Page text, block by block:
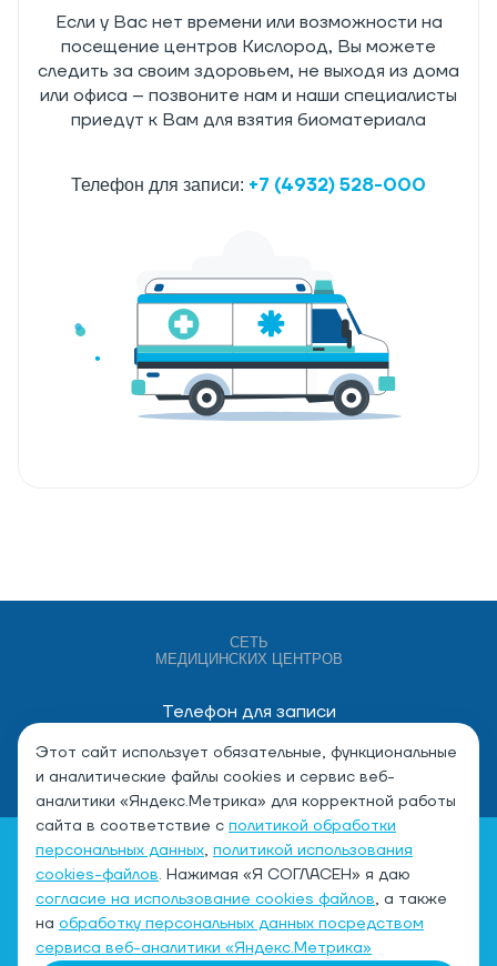
Если у Вас нет времени или возможности на
посещение центров Кислород, Вы можете
следить за своим здоровьем, не выходя из дома
или офиса – позвоните нам и наши специалисты
приедут к Вам для взятия биоматериала
Телефон для записи: +7 (4932) 528-000
СЕТЬ
МЕДИЦИНСКИХ ЦЕНТРОВ
Телефон для записи
+7 (4932) 528-000
Политика обработки персональных данных
Согласие на обработку персональных данных
Этот сайт использует обязательные, функциональные
и аналитические файлы cookies и сервис веб-
аналитики «Яндекс.Метрика» для корректной работы
сайта в соответствие с политикой обработки
персональных данных, политикой использования
cookies-файлов. Нажимая «Я СОГЛАСЕН» я даю
согласие на использование cookies файлов, а также
на обработку персональных данных посредством
сервиса веб-аналитики «Яндекс.Метрика»